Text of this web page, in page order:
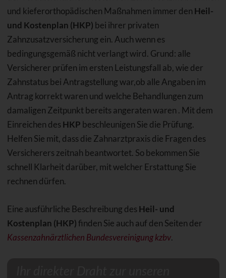
und kieferorthopädischen Maßnahmen immer den Heil-
und Kostenplan (HKP) bei ihrer privaten
Zahnzusatzversicherung ein. Auch wenn es
bedingungsgemäß nicht verlangt wird. Grund: alle
Versicherer prüfen im ersten Leistungsfall ab, wie der
Zahnstatus bei Antragstellung war,ob alle Angaben im
Antrag korrekt waren und welche Behandlungen zum
damaligen Zeitpunkt bereits angeraten waren . Mit dem
Einreichen desHKP beschleunigen Sie die Prüfung.
Helfen Sie mit, dass die Zahnarztpraxis die Fragen des
Versicherers zeitnah beantwortet. So bekommen Sie
schnell Klarheit darüber, mit welcher Erstattung Sie
rechnen dürfen.
Eine ausführliche Beschreibung desHeil- und
Kostenplan (HKP)finden Sie auch auf den Seiten der
Kassenzahnärztlichen Bundesvereinigung kzbv.